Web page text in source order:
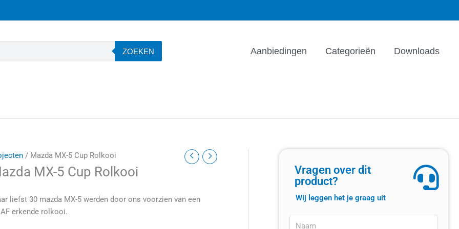
ZOEKEN Aanbiedingen Categorieën Downloads
/ Mazda MX-5 Cup Rolkooi
MX-5 Cup Rolkooi
liefst 30 mazda MX-5 werden door ons voorzien van een
erkende rolkooi.
Vragen over dit
product?
Wij leggen het je graag uit